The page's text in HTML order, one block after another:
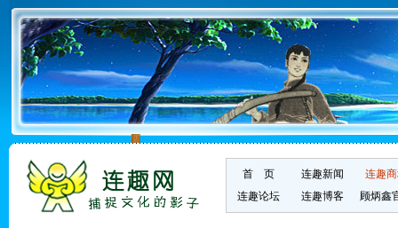
首 页 连趣新闻
连趣
连趣论坛
连趣博客 顾炳鑫